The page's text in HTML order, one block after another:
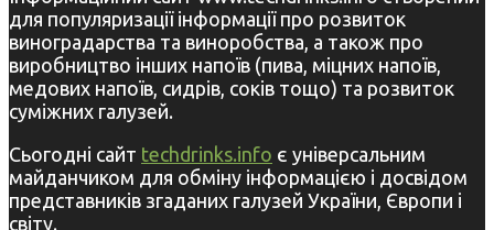
для популяризації інформації про розвиток
виноградарства та виноробства, а також про
виробництво інших напоїв (пива, міцних напоїв,
медових напоїв, сидрів, соків тощо) та розвиток
суміжних галузей.
Сьогодні сайт techdrinks.info є універсальним
майданчиком для обміну інформацією і досвідом
представників згаданих галузей України, Європи і
світу.